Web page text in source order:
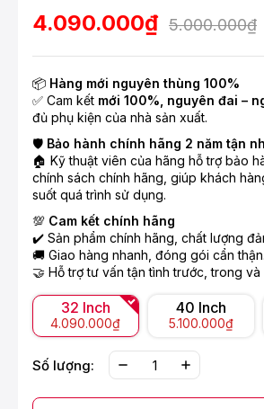
4.090.000₫ 5.000.000₫
📦 Hàng mới nguyên thùng 100%
✅ Cam kết mới 100%, nguyên đai –
đủ phụ kiện của nhà sản xuất.
🛡️ Bảo hành chính hãng 2 năm tận
🏠 Kỹ thuật viên của hãng hỗ trợ bảo
chính sách chính hãng, giúp khách
suốt quá trình sử dụng.
💯 Cam kết chính hãng
✔️ Sản phẩm chính hãng, chất lượng
🚚 Giao hàng nhanh, đóng gói cẩn thận.
🤝 Hỗ trợ tư vấn tận tình trước, trong và
32 Inch
4.090.000₫
40 Inch
5.100.000₫
Số lượng: